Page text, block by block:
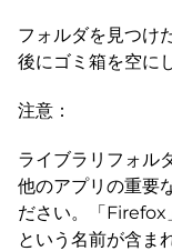
フォルダを見つけ
後にゴミ箱を空に
注意：
ライブラリフォル
他のアプリの重要
ださい。「Firefox
という名前が含ま